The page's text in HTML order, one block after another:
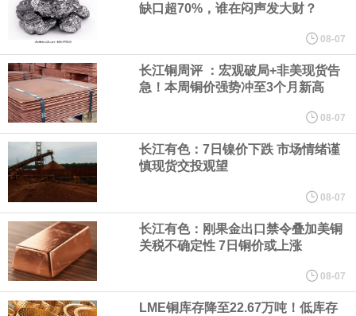
研发费用金额分别为4,995.18万元、7,001.70万元、14,496.56万
元，最近3年复合增长率达70.36%，呈快速增长趋势，并形成多项
核心技术和知识产权。截至2026年1月31日，公司拥有262项专利权
（含境内发明专利20项）。
纽约期银日内涨4%，现报64.08美元/盎司。
宇树科技董事长、总经理兼首席技术官王兴兴在网上路演时表示，
经过多年研发创新和技术积累，公司逐步形成了包括一体化关节集
成技术、高紧凑度机器人身体集成技术、机器人激光雷达全自研核
缺口超70%，谁在闷声发大财？
08-07
长江铜周评 ：宏观破局+非美现货告
急！本周铜价强势冲至3个月新高
08-07
长江有色：7日镍价下跌 市场情绪谨
慎现货交投观望
08-07
长江有色：刚果金出口禁令叠加美铜
关税不确定性 7日铜价或上涨
08-07
LME铜库存降至22.67万吨！低库存